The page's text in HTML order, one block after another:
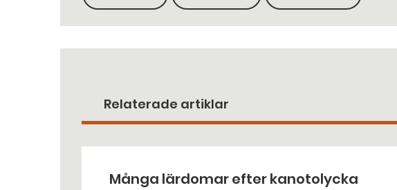
Relaterade artiklar
Många lärdomar efter kanotolycka